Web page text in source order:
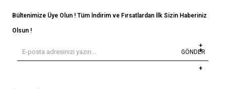
Bültenimize Üye Olun ! Tüm İndirim ve Fırsatlardan İlk Sizin Haberiniz
Olsun !
GÖNDER